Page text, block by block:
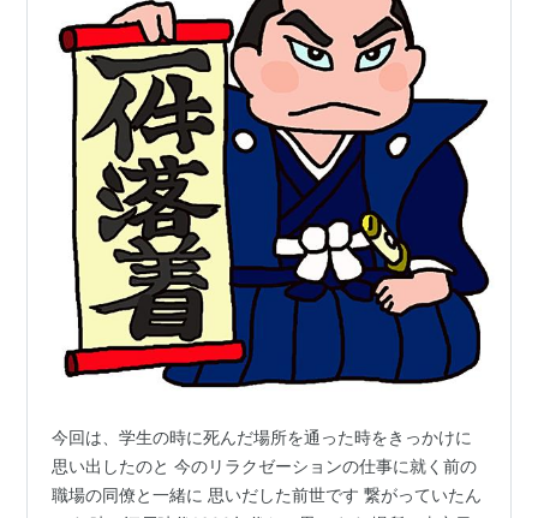
今回は、学生の時に死んだ場所を通った時をきっかけに
思い出したのと 今のリラクゼーションの仕事に就く前の
職場の同僚と一緒に 思いだした前世です 繋がっていたん